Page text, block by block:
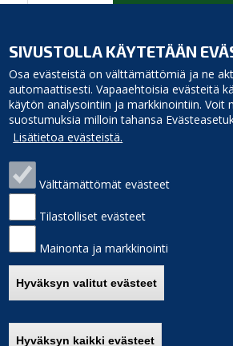
SIVUSTOLLA KÄYTETÄÄN
Osa evästeistä on välttämättömiä ja ne
automaattisesti. Vapaaehtoisia evästeitä
käytön analysointiin ja markkinointiin. Voit
suostumuksia milloin tahansa
Lisätietoa evästeistä.
Välttämättömät evästeet
Tilastolliset evästeet
Mainonta ja markkinointi
Hyväksyn valitut evästeet
Hyväksyn kaikki evästeet
Siikajoen kunta
Virastotie 5A
92400 Ruukki
e-mail: kunnanvirasto(at)siikajoki.fi